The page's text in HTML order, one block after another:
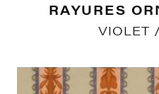
RAYURES
VIOLET